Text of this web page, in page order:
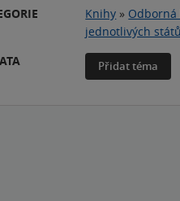
Knihy »
jednotlivých
Přidat téma